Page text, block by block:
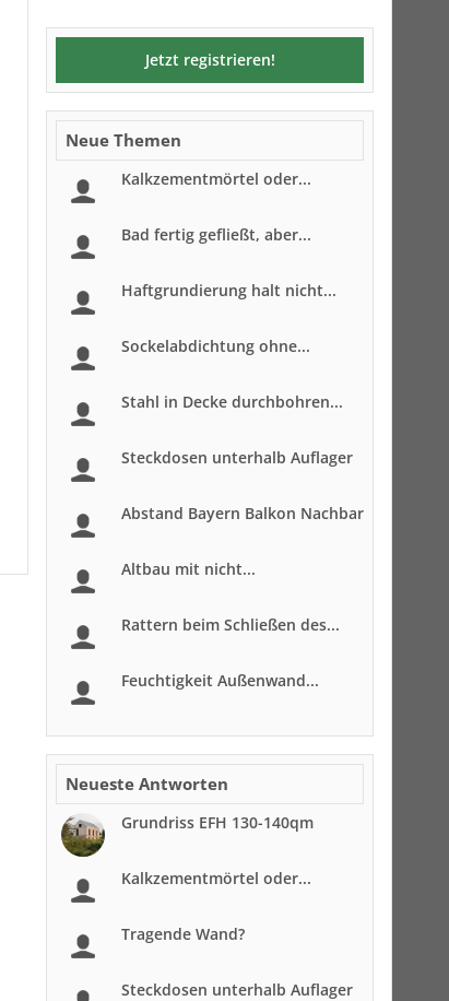
Jetzt registrieren!
Neue Themen
Kalkzementmörtel oder...
Bad fertig gefließt, aber...
Haftgrundierung halt nicht...
Sockelabdichtung ohne...
Stahl in Decke durchbohren...
Steckdosen unterhalb Auflager
Abstand Bayern Balkon Nachbar
Altbau mit nicht...
Rattern beim Schließen des...
Feuchtigkeit Außenwand...
Neueste Antworten
Grundriss EFH 130-140qm
Kalkzementmörtel oder...
Tragende Wand?
Steckdosen unterhalb Auflager